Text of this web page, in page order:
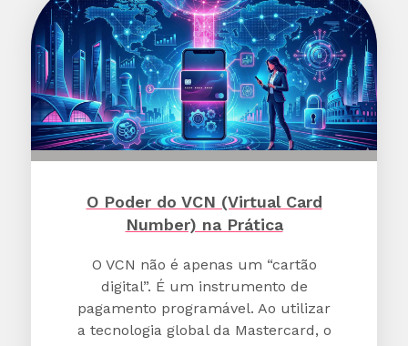
O Poder do VCN (Virtual Card
Number) na Prática
O VCN não é apenas um “cartão
digital”. É um instrumento de
pagamento programável. Ao utilizar
a tecnologia global da Mastercard, o